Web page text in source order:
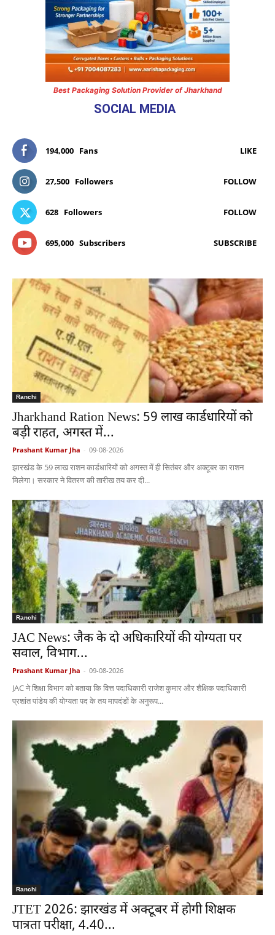
Best Packaging Solution Provider of Jharkhand
SOCIAL MEDIA
194,000 Fans LIKE
27,500 Followers FOLLOW
628 Followers FOLLOW
695,000 Subscribers SUBSCRIBE
Ranchi
Jharkhand Ration News: 59 लाख कार्डधारियों को
बड़ी राहत, अगस्त में...
Prashant Kumar Jha - 09-08-2026
झारखंड के 59 लाख राशन कार्डधारियों को अगस्त में ही सितंबर और अक्टूबर का राशन
मिलेगा। सरकार ने वितरण की तारीख तय कर दी...
Ranchi
JAC News: जैक के दो अधिकारियों की योग्यता पर
सवाल, विभाग...
Prashant Kumar Jha - 09-08-2026
JAC ने शिक्षा विभाग को बताया कि वित्त पदाधिकारी राजेश कुमार और शैक्षिक पदाधिकारी
प्रशांत पांडेय की योग्यता पद के तय मापदंडों के अनुरूप...
Ranchi
JTET 2026: झारखंड में अक्टूबर में होगी शिक्षक
पात्रता परीक्षा, 4.40...